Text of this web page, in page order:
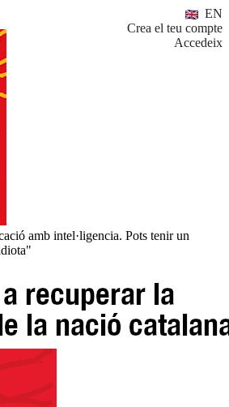
EN
Crea el teu compte
Accedeix
amb intel·ligencia. Pots tenir un